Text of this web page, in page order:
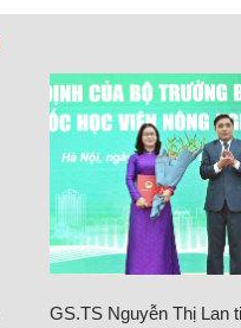
GS.TS Nguyễn Thị Lan